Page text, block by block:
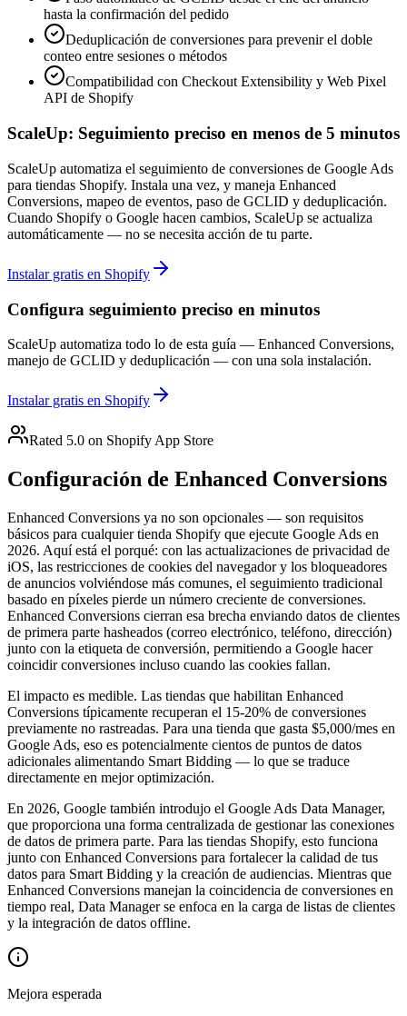
hasta la confirmación del pedido
Deduplicación de conversiones para prevenir el doble
conteo entre sesiones o métodos
Compatibilidad con Checkout Extensibility y Web Pixel
API de Shopify
ScaleUp: Seguimiento preciso en menos de 5 minutos
ScaleUp automatiza el seguimiento de conversiones de Google Ads
para tiendas Shopify. Instala una vez, y maneja Enhanced
Conversions, mapeo de eventos, paso de GCLID y deduplicación.
Cuando Shopify o Google hacen cambios, ScaleUp se actualiza
automáticamente — no se necesita acción de tu parte.
Instalar gratis en Shopify
Configura seguimiento preciso en minutos
ScaleUp automatiza todo lo de esta guía — Enhanced Conversions,
manejo de GCLID y deduplicación — con una sola instalación.
Instalar gratis en Shopify
Rated 5.0 on Shopify App Store
Configuración de Enhanced Conversions
Enhanced Conversions ya no son opcionales — son requisitos
básicos para cualquier tienda Shopify que ejecute Google Ads en
2026. Aquí está el porqué: con las actualizaciones de privacidad de
iOS, las restricciones de cookies del navegador y los bloqueadores
de anuncios volviéndose más comunes, el seguimiento tradicional
basado en píxeles pierde un número creciente de conversiones.
Enhanced Conversions cierran esa brecha enviando datos de clientes
de primera parte hasheados (correo electrónico, teléfono, dirección)
junto con la etiqueta de conversión, permitiendo a Google hacer
coincidir conversiones incluso cuando las cookies fallan.
El impacto es medible. Las tiendas que habilitan Enhanced
Conversions típicamente recuperan el 15-20% de conversiones
previamente no rastreadas. Para una tienda que gasta $5,000/mes en
Google Ads, eso es potencialmente cientos de puntos de datos
adicionales alimentando Smart Bidding — lo que se traduce
directamente en mejor optimización.
En 2026, Google también introdujo el Google Ads Data Manager,
que proporciona una forma centralizada de gestionar las conexiones
de datos de primera parte. Para las tiendas Shopify, esto funciona
junto con Enhanced Conversions para fortalecer la calidad de tus
datos para Smart Bidding y la creación de audiencias. Mientras que
Enhanced Conversions manejan la coincidencia de conversiones en
tiempo real, Data Manager se enfoca en la carga de listas de clientes
y la integración de datos offline.
Mejora esperada